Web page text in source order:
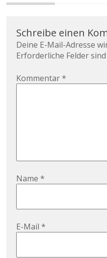
Schreibe einen
Deine E-Mail-Adresse
Erforderliche Felder
Kommentar*
Name*
E-Mail*